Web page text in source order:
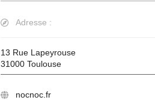
Adresse :
13 Rue Lapeyrouse
31000 Toulouse
nocnoc.fr